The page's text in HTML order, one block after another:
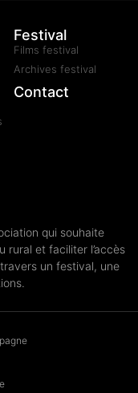
Festival
Films festival
Archives festival
Contact
qui souhaite
rural et faciliter l’accès
un festival, une